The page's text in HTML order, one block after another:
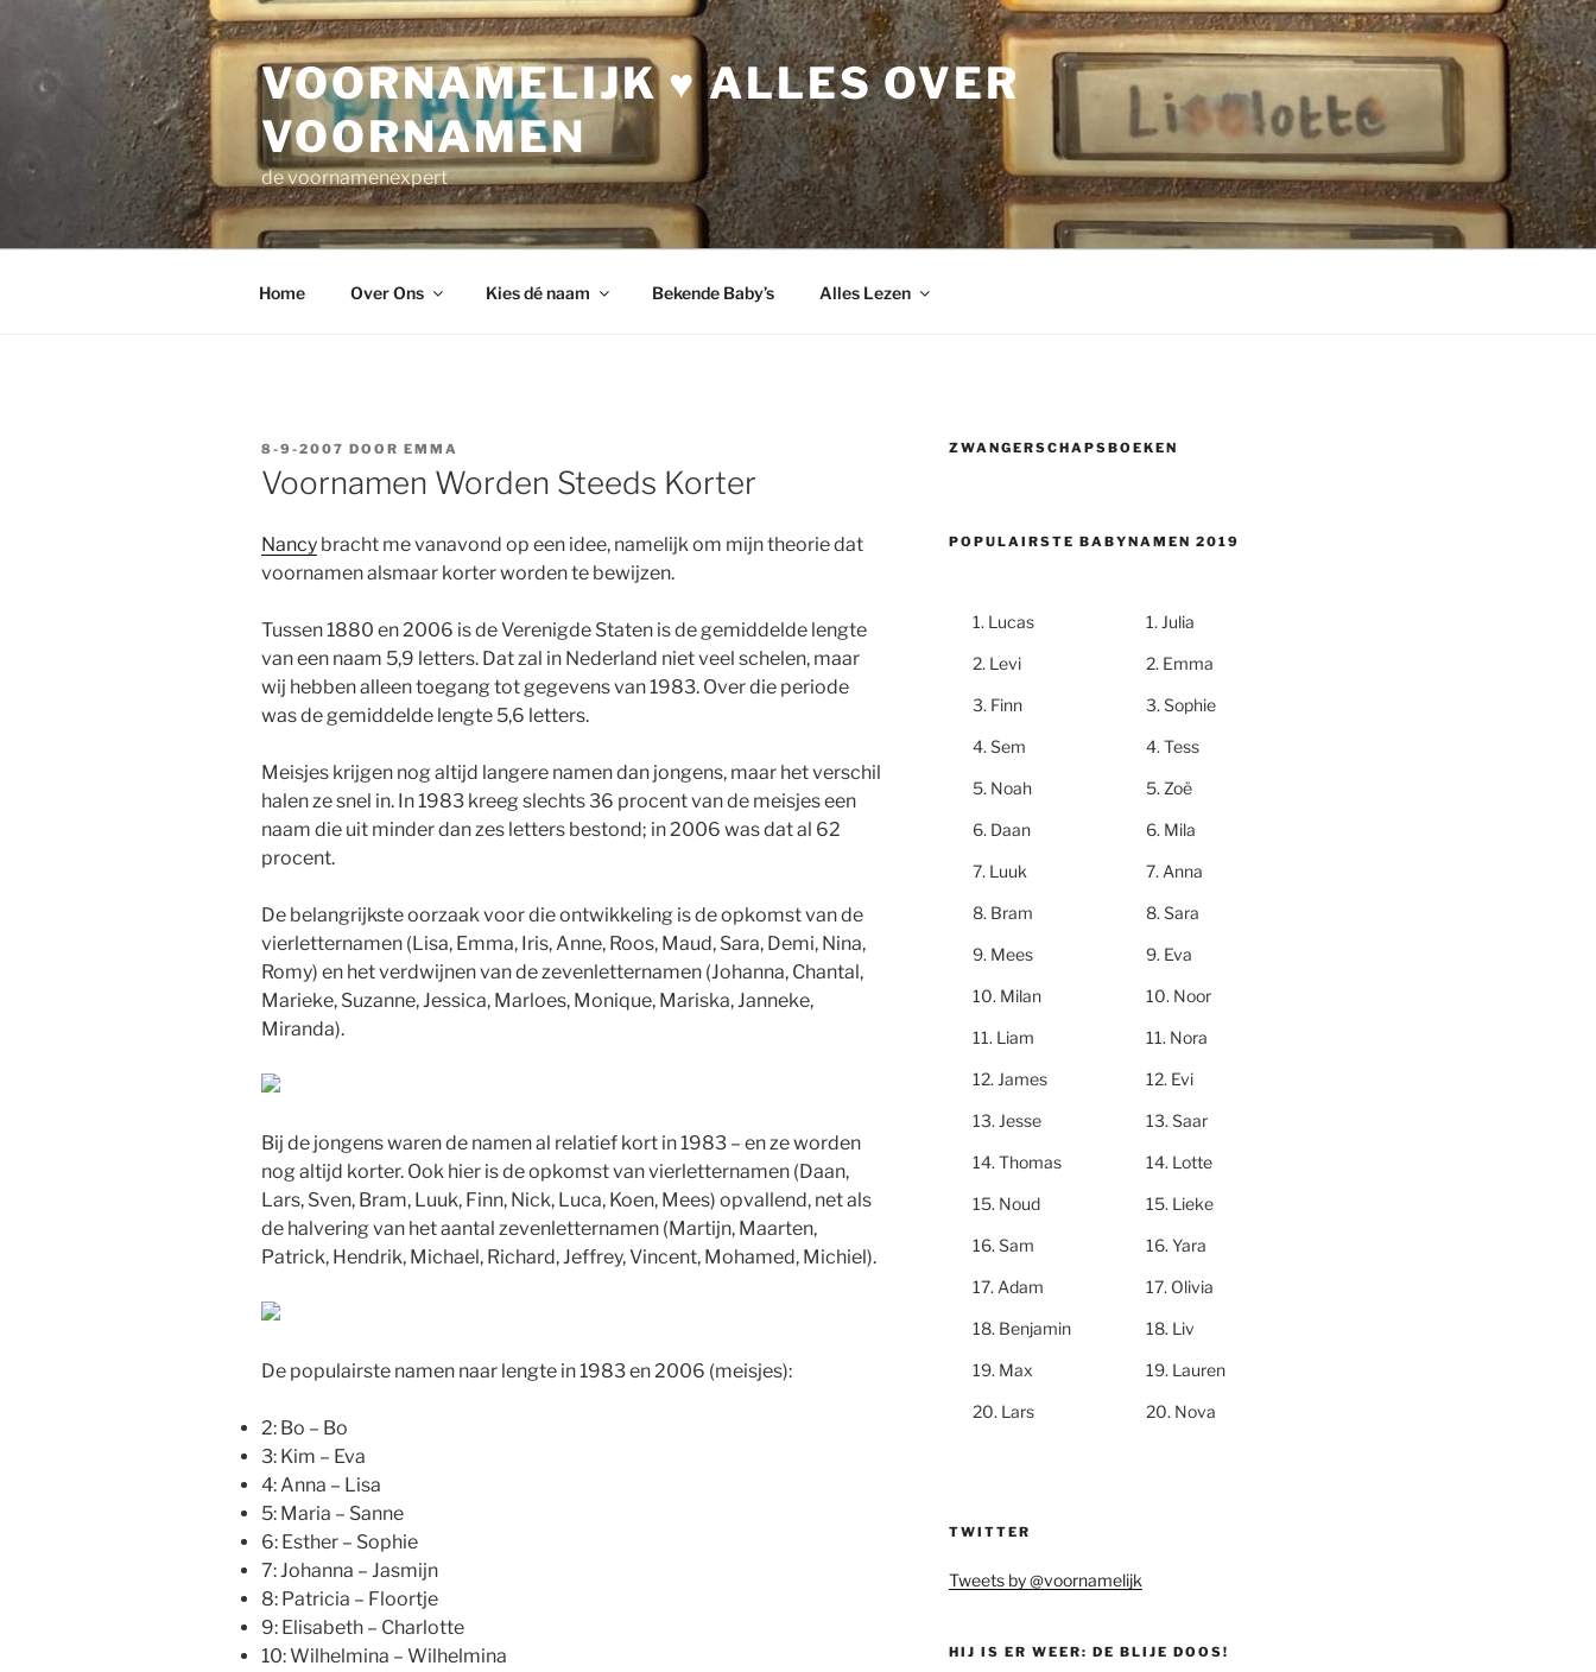
inhoud
VOORNAMELIJK ♥ ALLES OVER
VOORNAMEN
de voornamenexpert
Home Over Ons Kies dé naam Bekende Baby’s Alles Lezen
GEPLAATST
OP
8-9-2007 DOOR EMMA
Voornamen Worden Steeds Korter
Nancy bracht me vanavond op een idee, namelijk om mijn theorie dat
voornamen alsmaar korter worden te bewijzen.
Tussen 1880 en 2006 is de Verenigde Staten is de gemiddelde lengte
van een naam 5,9 letters. Dat zal in Nederland niet veel schelen, maar
wij hebben alleen toegang tot gegevens van 1983. Over die periode
was de gemiddelde lengte 5,6 letters.
Meisjes krijgen nog altijd langere namen dan jongens, maar het verschil
halen ze snel in. In 1983 kreeg slechts 36 procent van de meisjes een
naam die uit minder dan zes letters bestond; in 2006 was dat al 62
procent.
De belangrijkste oorzaak voor die ontwikkeling is de opkomst van de
vierletternamen (Lisa, Emma, Iris, Anne, Roos, Maud, Sara, Demi, Nina,
Romy) en het verdwijnen van de zevenletternamen (Johanna, Chantal,
Marieke, Suzanne, Jessica, Marloes, Monique, Mariska, Janneke,
Miranda).
Bij de jongens waren de namen al relatief kort in 1983 – en ze worden
nog altijd korter. Ook hier is de opkomst van vierletternamen (Daan,
Lars, Sven, Bram, Luuk, Finn, Nick, Luca, Koen, Mees) opvallend, net als
de halvering van het aantal zevenletternamen (Martijn, Maarten,
Patrick, Hendrik, Michael, Richard, Jeffrey, Vincent, Mohamed, Michiel).
De populairste namen naar lengte in 1983 en 2006 (meisjes):
2: Bo – Bo
3: Kim – Eva
4: Anna – Lisa
5: Maria – Sanne
6: Esther – Sophie
7: Johanna – Jasmijn
8: Patricia – Floortje
9: Elisabeth – Charlotte
10: Wilhelmina – Wilhelmina
ZWANGERSCHAPSBOEKEN
POPULAIRSTE BABYNAMEN 2019
Lucas
Levi
Finn
Sem
Noah
Daan
Luuk
Bram
Mees
Milan
Liam
James
Jesse
Thomas
Noud
Sam
Adam
Benjamin
Max
Lars
Julia
Emma
Sophie
Tess
Zoë
Mila
Anna
Sara
Eva
Noor
Nora
Evi
Saar
Lotte
Lieke
Yara
Olivia
Liv
Lauren
Nova
TWITTER
Tweets by @voornamelijk
HIJ IS ER WEER: DE BLIJE DOOS!